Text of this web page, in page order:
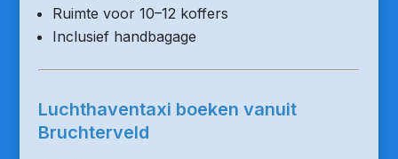
Ruimte voor 10–12 koffers
Inclusief handbagage
Luchthaventaxi boeken vanuit
Bruchterveld